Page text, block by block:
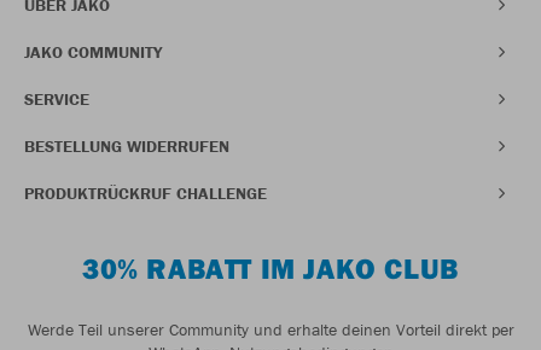
ÜBER JAKO
JAKO COMMUNITY
SERVICE
BESTELLUNG WIDERRUFEN
PRODUKTRÜCKRUF CHALLENGE
30% RABATT IM JAKO CLUB
Werde Teil unserer Community und erhalte deinen Vorteil direkt per